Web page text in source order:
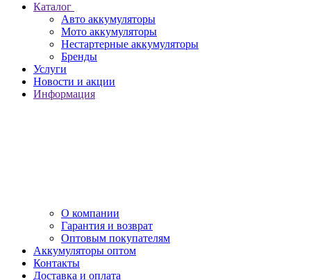
Каталог
Авто аккумуляторы
Мото аккумуляторы
Нестартерные аккумуляторы
Бренды
Услуги
Новости и акции
Информация
О компании
Гарантия и возврат
Оптовым покупателям
Аккумуляторы оптом
Контакты
Доставка и оплата